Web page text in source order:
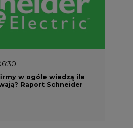
w ogóle wiedzą ile
Raport Schneider